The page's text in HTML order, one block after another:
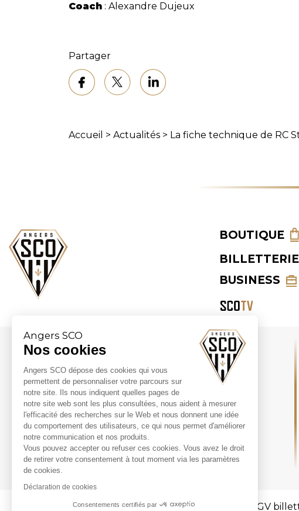
Angers SCO
Nos cookies
Angers SCO dépose des cookies qui vous
permettent de personnaliser votre parcours sur
notre site. Ils nous indiquent quelles pages de
notre site web sont les plus consultées, nous aident à mesurer
l'efficacité des recherches sur le Web et nous donnent une idée
du comportement des utilisateurs, ce qui nous permet d'améliorer
notre communication et nos produits.
Vous pouvez accepter ou refuser ces cookies. Vous avez le droit
de retirer votre consentement à tout moment via les paramètres
de cookies.
Déclaration de cookies
Consentements certifiés par
Coach : Alexandre Dujeux
Partager
Accueil > Actualités > La fiche technique de RC
BOUTIQUE
BILLETTERIE
BUSINESS
CGV